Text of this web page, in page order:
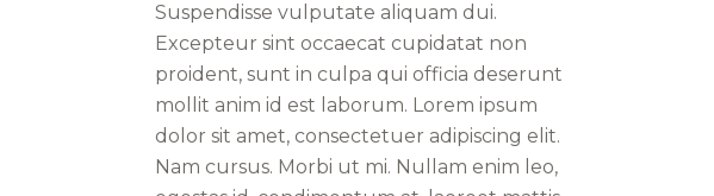
Suspendisse vulputate aliquam dui.
Excepteur sint occaecat cupidatat non
proident, sunt in culpa qui officia deserunt
mollit anim id est laborum. Lorem ipsum
dolor sit amet, consectetuer adipiscing elit.
Nam cursus. Morbi ut mi. Nullam enim leo,